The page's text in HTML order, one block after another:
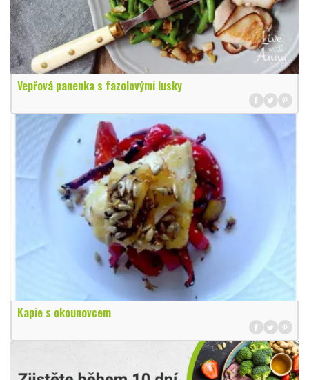
Vepřová panenka s fazolovými lusky
Kapie s okounovcem